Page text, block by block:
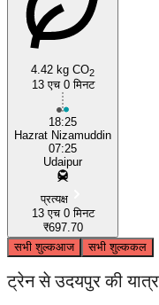
4.42 kg CO2
13 एच 0 मिनट
18:25
Hazrat Nizamuddin
07:25
Udaipur
प्रत्यक्ष
13 एच 0 मिनट
₹697.70
सभी शुल्कआज सभी शुल्ककल
ट्रेन से उदयपुर की